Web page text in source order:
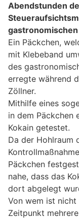
Abendstunden
Ein Päckchen,
mit Klebeband
des
erregte während
Zöllner.
Mithilfe eines
in dem Päckchen
Kokain getestet.
Da der Hohlraum
Päckchen
nahe, dass das
dort abgelegt
Von wem ist
Zeitpunkt